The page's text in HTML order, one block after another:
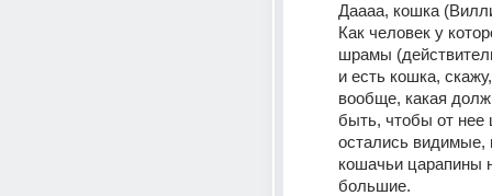
Даааа, кошка
Как человек у
шрамы
и есть кошка,
вообще, какая
быть, чтобы от
остались видимые,
кошачьи царапины
большие.